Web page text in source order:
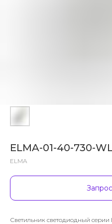
ELMA-01-40-730-
ELMA
Светильник светодиодный серии